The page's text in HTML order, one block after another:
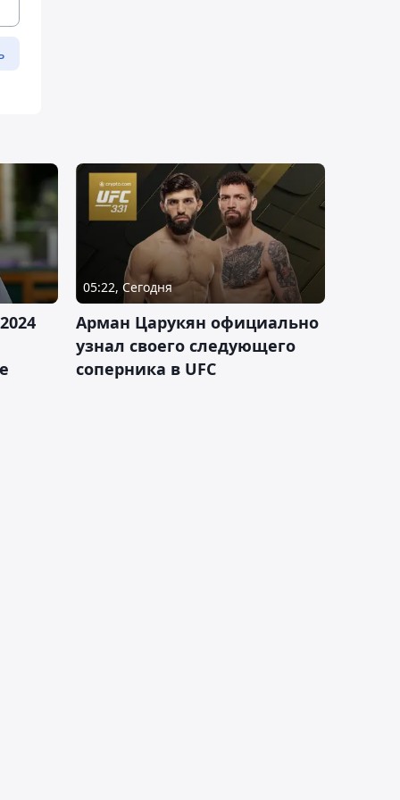
05:22, Сегодня
Арман Царукян официально
узнал своего следующего
соперника в UFC